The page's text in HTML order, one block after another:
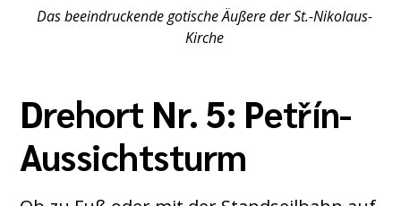
Das beeindruckende gotische Äußere der St.-Nikolaus-
Kirche
Drehort Nr. 5: Petřín-
Aussichtsturm